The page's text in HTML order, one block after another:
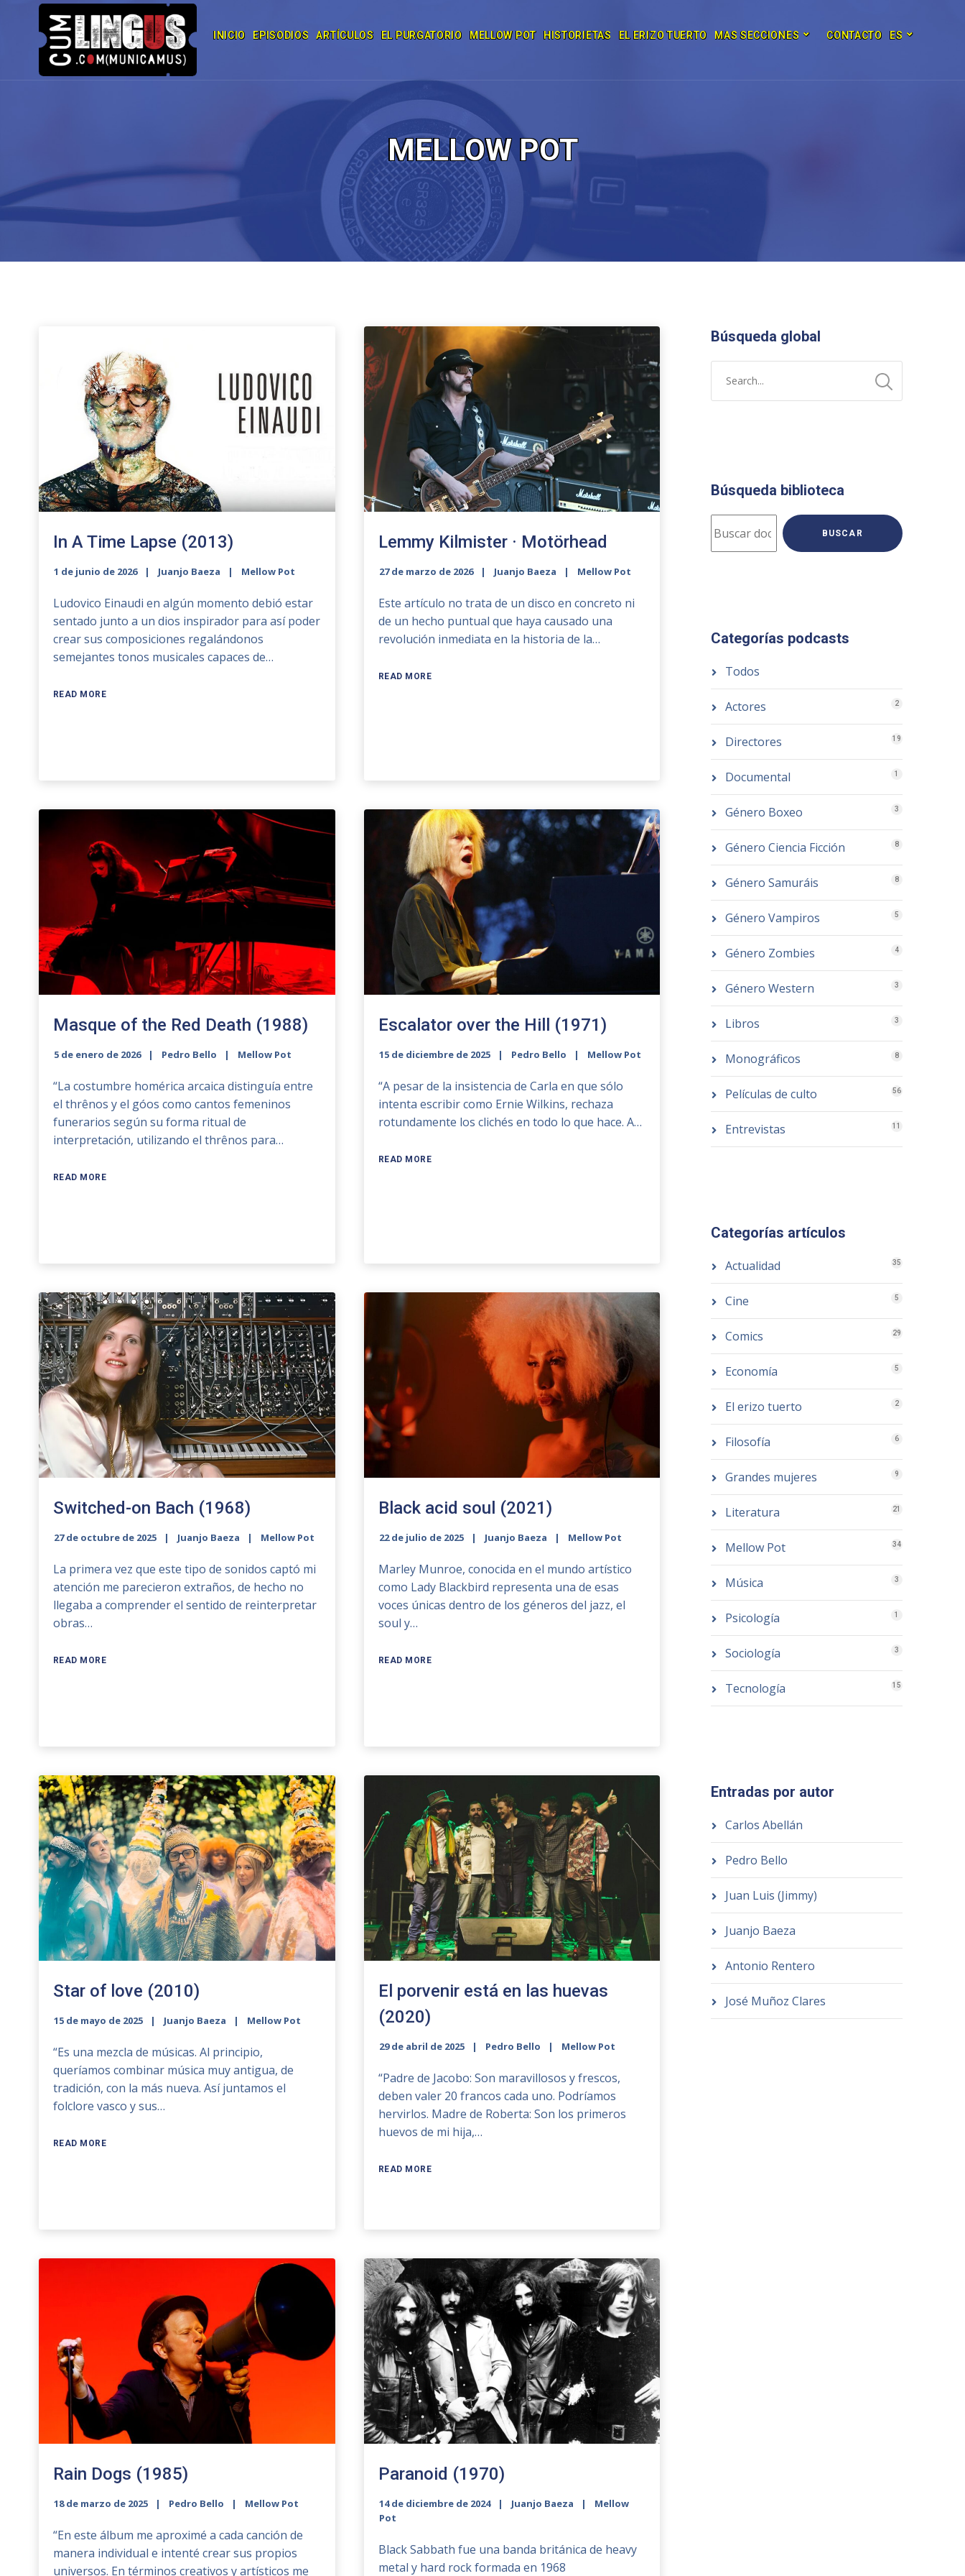
INICIO EPISODIOS ARTÍCULOS EL PURGATORIO MELLOW POT HISTORIETAS EL ERIZO TUERTO MAS SECCIONES CONTACTO ES
MELLOW POT
In A Time Lapse (2013)
1 de junio de 2026 Juanjo Baeza Mellow Pot
Ludovico Einaudi en algún momento debió estar
sentado junto a un dios inspirador para así poder
crear sus composiciones regalándonos
semejantes tonos musicales capaces de…
READ MORE
Lemmy Kilmister · Motörhead
27 de marzo de 2026 Juanjo Baeza Mellow Pot
Este artículo no trata de un disco en concreto ni
de un hecho puntual que haya causado una
revolución inmediata en la historia de la…
READ MORE
Masque of the Red Death (1988)
5 de enero de 2026 Pedro Bello Mellow Pot
“La costumbre homérica arcaica distinguía entre
el thrênos y el góos como cantos femeninos
funerarios según su forma ritual de
interpretación, utilizando el thrênos para…
READ MORE
Escalator over the Hill (1971)
15 de diciembre de 2025 Pedro Bello Mellow Pot
“A pesar de la insistencia de Carla en que sólo
intenta escribir como Ernie Wilkins, rechaza
rotundamente los clichés en todo lo que hace. A…
READ MORE
Switched-on Bach (1968)
27 de octubre de 2025 Juanjo Baeza Mellow Pot
La primera vez que este tipo de sonidos captó mi
atención me parecieron extraños, de hecho no
llegaba a comprender el sentido de reinterpretar
obras…
READ MORE
Black acid soul (2021)
22 de julio de 2025 Juanjo Baeza Mellow Pot
Marley Munroe, conocida en el mundo artístico
como Lady Blackbird representa una de esas
voces únicas dentro de los géneros del jazz, el
soul y…
READ MORE
Star of love (2010)
15 de mayo de 2025 Juanjo Baeza Mellow Pot
“Es una mezcla de músicas. Al principio,
queríamos combinar música muy antigua, de
tradición, con la más nueva. Así juntamos el
folclore vasco y sus…
READ MORE
El porvenir está en las huevas
(2020)
29 de abril de 2025 Pedro Bello Mellow Pot
“Padre de Jacobo: Son maravillosos y frescos,
deben valer 20 francos cada uno. Podríamos
hervirlos. Madre de Roberta: Son los primeros
huevos de mi hija,…
READ MORE
Rain Dogs (1985)
18 de marzo de 2025 Pedro Bello Mellow Pot
“En este álbum me aproximé a cada canción de
manera individual e intenté crear sus propios
universos. En términos creativos y artísticos me
Paranoid (1970)
14 de diciembre de 2024 Juanjo Baeza
Mellow
Pot
Black Sabbath fue una banda británica de heavy
metal y hard rock formada en 1968​
Búsqueda global
Búsqueda biblioteca
BUSCAR
Categorías podcasts
Todos
Actores 2
Directores 19
Documental 1
Género Boxeo 3
Género Ciencia Ficción 8
Género Samuráis 8
Género Vampiros 5
Género Zombies 4
Género Western 3
Libros 3
Monográficos 8
Películas de culto 56
Entrevistas 11
Categorías artículos
Actualidad 35
Cine 5
Comics 29
Economía 5
El erizo tuerto 2
Filosofía 6
Grandes mujeres 9
Literatura 21
Mellow Pot 34
Música 3
Psicología 1
Sociología 3
Tecnología 15
Entradas por autor
Carlos Abellán
Pedro Bello
Juan Luis (Jimmy)
Juanjo Baeza
Antonio Rentero
José Muñoz Clares